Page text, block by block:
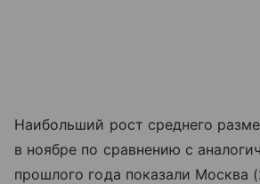
Наибольший рост среднего
в ноябре по сравнению с
прошлого года показали Москва